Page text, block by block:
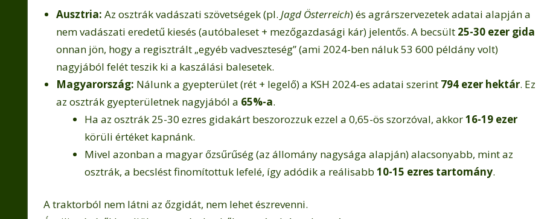
Ausztria: Az osztrák vadászati szövetségek (pl. Jagd Österreich) és agrárszervezetek adatai alapján a
nem vadászati eredetű kiesés (autóbaleset + mezőgazdasági kár) jelentős. A becsült 25-30 ezer gida
onnan jön, hogy a regisztrált „egyéb vadveszteség” (ami 2024-ben náluk 53 600 példány volt)
nagyjából felét teszik ki a kaszálási balesetek.
Magyarország: Nálunk a gyepterület (rét + legelő) a KSH 2024-es adatai szerint 794 ezer hektár. Ez
az osztrák gyepterületnek nagyjából a 65%-a.
Ha az osztrák 25-30 ezres gidakárt beszorozzuk ezzel a 0,65-ös szorzóval, akkor16-19 ezer
körüli értéket kapnánk.
Mivel azonban a magyar őzsűrűség (az állomány nagysága alapján) alacsonyabb, mint az
osztrák, a becslést finomítottuk lefelé, így adódik a reálisabb 10-15 ezres tartomány.
A traktorból nem látni az őzgidát, nem lehet észrevenni.